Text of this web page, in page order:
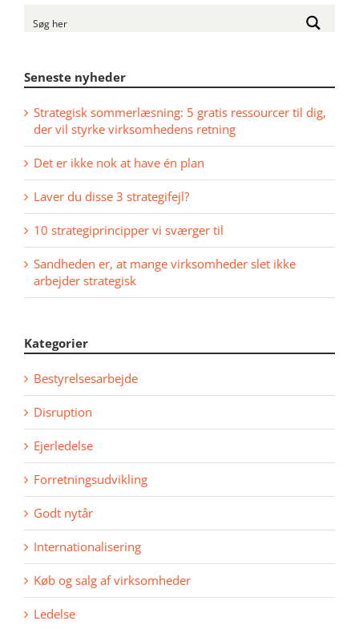
Seneste nyheder
Strategisk sommerlæsning: 5 gratis ressourcer til dig,
der vil styrke virksomhedens retning
Det er ikke nok at have én plan
Laver du disse 3 strategifejl?
10 strategiprincipper vi sværger til
Sandheden er, at mange virksomheder slet ikke
arbejder strategisk
Kategorier
Bestyrelsesarbejde
Disruption
Ejerledelse
Forretningsudvikling
Godt nytår
Internationalisering
Køb og salg af virksomheder
Ledelse